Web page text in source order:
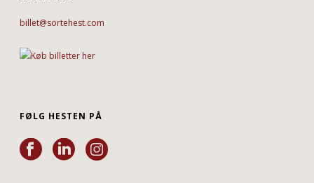
billet@sortehest.com
FØLG HESTEN PÅ